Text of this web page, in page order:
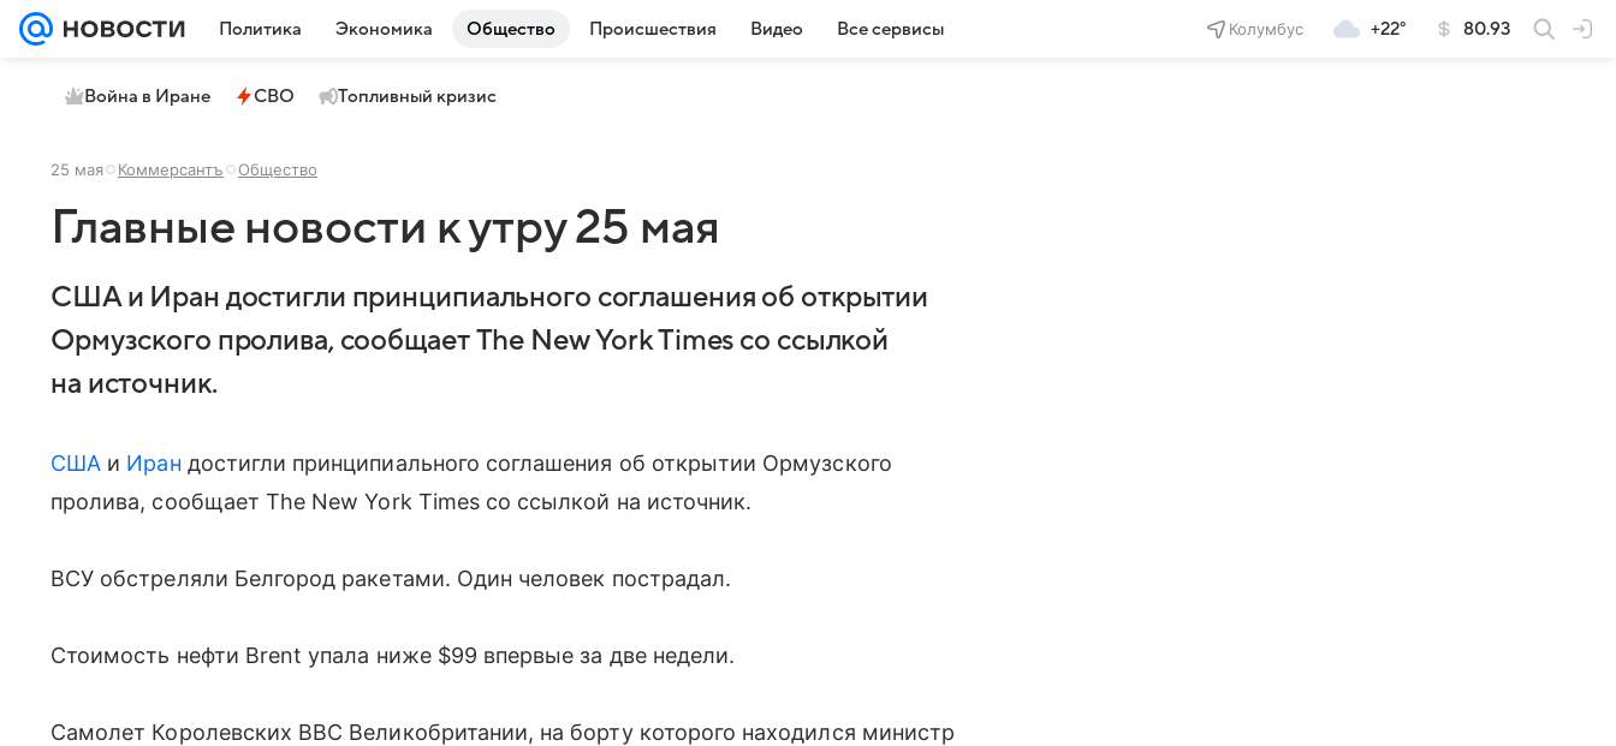
Политика Экономика Общество Происшествия Видео Все сервисы Колумбус +22° 80.93
Война в Иране СВО Топливный кризис
25 мая Коммерсантъ Общество
Главные новости к утру 25 мая
США и Иран достигли принципиального соглашения об открытии
Ормузского пролива, сообщает The New York Times со ссылкой
на источник.
США и Иран достигли принципиального соглашения об открытии Ормузского
пролива, сообщает The New York Times со ссылкой на источник.
ВСУ обстреляли Белгород ракетами. Один человек пострадал.
Стоимость нефти Brent упала ниже $99 впервые за две недели.
Самолет Королевских ВВС Великобритании, на борту которого находился министр